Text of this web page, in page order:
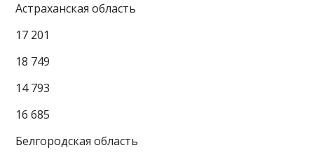
Астраханская область
17 201
18 749
14 793
16 685
Белгородская область